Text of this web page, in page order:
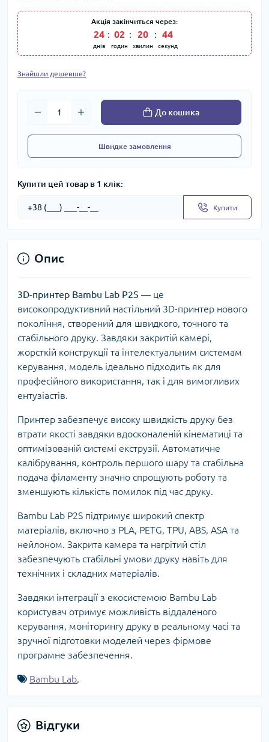
Акція закінчиться через:
24
днів
: 02
годин
: 20
хвилин
: 44
секунд
Знайшли дешевше?
До кошика
Швидке замовлення
Купити цей товар в 1 клік:
Купити
Опис
3D-принтер Bambu Lab P2S — це
високопродуктивний настільний 3D-принтер нового
покоління, створений для швидкого, точного та
стабільного друку. Завдяки закритій камері,
жорсткій конструкції та інтелектуальним системам
керування, модель ідеально підходить як для
професійного використання, так і для вимогливих
ентузіастів.
Принтер забезпечує високу швидкість друку без
втрати якості завдяки вдосконаленій кінематиці та
оптимізованій системі екструзії. Автоматичне
калібрування, контроль першого шару та стабільна
подача філаменту значно спрощують роботу та
зменшують кількість помилок під час друку.
Bambu Lab P2S підтримує широкий спектр
матеріалів, включно з PLA, PETG, TPU, ABS, ASA та
нейлоном. Закрита камера та нагрітий стіл
забезпечують стабільні умови друку навіть для
технічних і складних матеріалів.
Завдяки інтеграції з екосистемою Bambu Lab
користувач отримує можливість віддаленого
керування, моніторингу друку в реальному часі та
зручної підготовки моделей через фірмове
програмне забезпечення.
Bambu Lab,
Відгуки